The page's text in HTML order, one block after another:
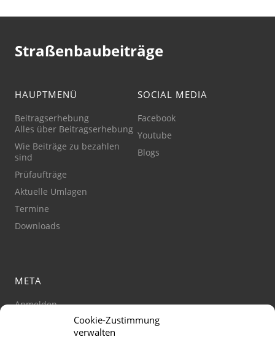
Cookie-Zustimmung
verwalten
Straßenbaubeiträge
HAUPTMENÜ
Beitragserhebung
Alles über Beitragserhebung
Wie Beiträge zu bezahlen
sind
Prüfaufträge
Aktuelle Umlagen
Termine
Downloads
SOCIAL MEDIA
Facebook
Youtube
Blogs
META
Anmelden